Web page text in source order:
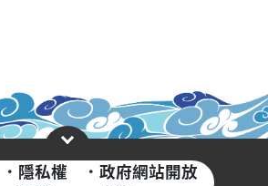
· 隱私權
·政府網站開放